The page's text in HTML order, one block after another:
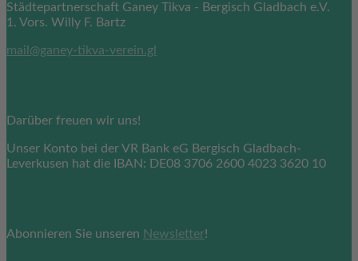
Städtepartnerschaft Ganey Tikva - Bergisch Gladbach e.V.
1. Vors. Willy F. Bartz
mail@ganey-tikva-verein.gl
Darüber freuen wir uns!
Unser Konto bei der VR Bank eG Bergisch Gladbach-
Leverkusen hat die IBAN: DE08 3706 2600 4023 3620 10
Abonnieren Sie unseren Newsletter!